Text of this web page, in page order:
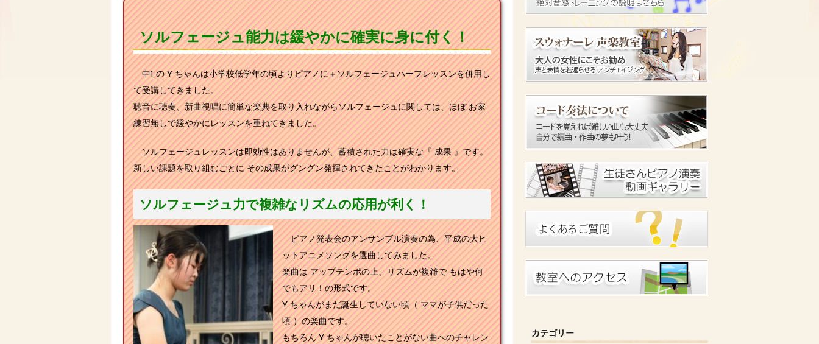
ソルフェージュ能力は緩やかに確実に身に付く！
中1 の Y ちゃんは小学校低学年の頃よりピアノに＋ソルフェージュハーフレッスンを併用し
て受講してきました。
聴音に聴奏、新曲視唱に簡単な楽典を取り入れながらソルフェージュに関しては、ほぼ お家
練習無しで緩やかにレッスンを重ねてきました。
ソルフェージュレッスンは即効性はありませんが、蓄積された力は確実な『 成果 』です。
新しい課題を取り組むごとに その成果がグングン発揮されてきたことがわかります。
ソルフェージュ力で複雑なリズムの応用が利く！
ピアノ発表会のアンサンブル演奏の為、平成の大ヒ
ットアニメソングを選曲してみました。
楽曲は アップテンポの上、リズムが複雑で もはや何
でもアリ！の形式です。
Y ちゃんがまだ誕生していない頃（ ママが子供だった
頃 ）の楽曲です。
もちろん Y ちゃんが聴いたことがない曲へのチャレン
カテゴリー